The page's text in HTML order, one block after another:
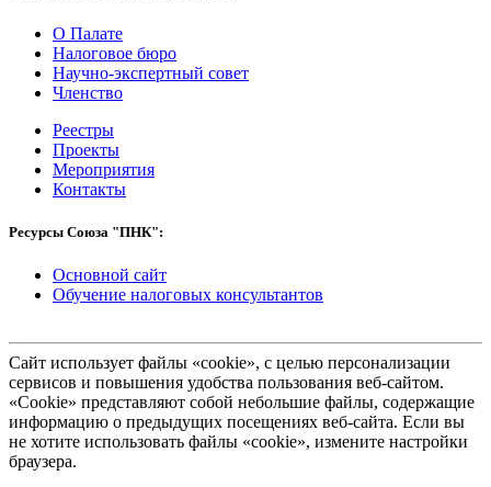
О Палате
Налоговое бюро
Научно-экспертный совет
Членство
Реестры
Проекты
Мероприятия
Контакты
Ресурсы Союза "ПНК":
Основной сайт
Обучение налоговых консультантов
Сайт использует файлы «cookie», с целью персонализации
сервисов и повышения удобства пользования веб-сайтом.
«Cookie» представляют собой небольшие файлы, содержащие
информацию о предыдущих посещениях веб-сайта. Если вы
не хотите использовать файлы «cookie», измените настройки
браузера.